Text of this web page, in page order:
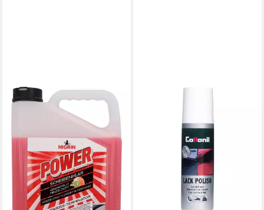
NIGRIN
Nigrin Scheibenklar Power
Konzentrat 1:2 5L Autopolitur
10,14 €
(2,03 €/ 1 l)
lieferbar - in 3-4 Werktagen bei dir